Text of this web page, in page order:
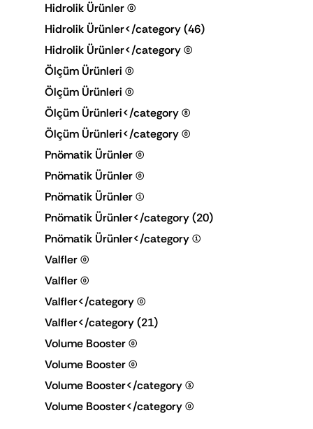
Hidrolik Ürünler(0)
Hidrolik Ürünler</category(46)
Hidrolik Ürünler</category(0)
Ölçüm Ürünleri (0)
Ölçüm Ürünleri (0)
Ölçüm Ürünleri</category(8)
Ölçüm Ürünleri</category(0)
Pnömatik Ürünler(0)
Pnömatik Ürünler(0)
Pnömatik Ürünler(1)
Pnömatik Ürünler</category(20)
Pnömatik Ürünler</category(1)
Valfler(0)
Valfler(0)
Valfler</category(0)
Valfler</category(21)
Volume Booster(0)
Volume Booster(0)
Volume Booster</category(3)
Volume Booster</category(0)